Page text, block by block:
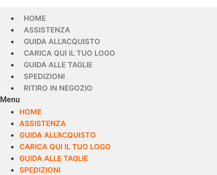
HOME
ASSISTENZA
GUIDA ALL’ACQUISTO
CARICA QUI IL TUO LOGO
GUIDA ALLE TAGLIE
SPEDIZIONI
RITIRO IN NEGOZIO
Menu
HOME
ASSISTENZA
GUIDA ALL’ACQUISTO
CARICA QUI IL TUO LOGO
GUIDA ALLE TAGLIE
SPEDIZIONI